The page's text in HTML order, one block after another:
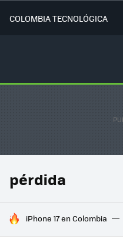
COLOMBIA TECNOLÓGICA
pérdida
HOY SE HABLA DE
iPhone 17 en Colombia